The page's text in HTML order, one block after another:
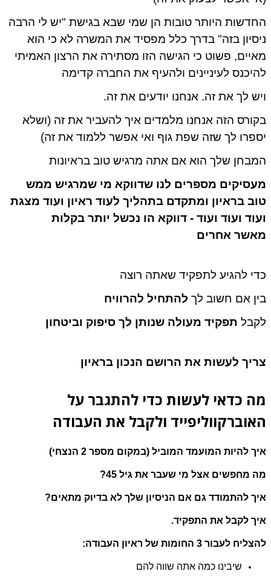
היותר טובות הן שמי שבא בגישת "יש לי הרבה
בזה" בדרך כלל מפסיד את המשרה לא כי הוא
פשוט כי הגישה הזו מסתירה את הרצון האמיתי
לעיניינים ולהעיף את החברה קדימה
לך את זה. אנחנו יודעים את זה.
הזה אנחנו מלמדים איך להעביר את זה (ושלא
לך שזה שפת גוף ואי אפשר ללמוד את זה)
שלך הוא אם אתה מרגיש טוב בראיונות
מספרים לנו שדווקא מי שמרגיש ממש
בראיון ומתקדם בתהליך לעוד ראיון ועוד מצגת
ועוד ועוד - דווקא הונכשל יותר בקלות
אחרים
להגיע לתפקיד שאתה רוצה
אם חשוב לךלהתחיל להרוויח
תפקיד מעולה שנותן לך סיפוק וביטחון
לעשות את הרושם הנכון בראיון
כדאי לעשות כדי להתגבר על
ולקבל את העבודה
להיות המועמד המוביל (במקום מספר 2 הנצחי)
מחפשים אצל מי שעבר את גיל 45?
להתמודד גם אם הניסיון שלך לא בדיוק מתאים?
לקבל את התפקיד.
לעבור 3 החומות של ראיון העבודה:
שיבינו כמה אתה שווה להם